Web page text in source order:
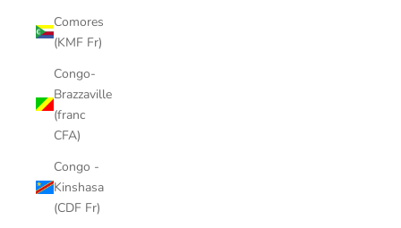
Comores
(KMF Fr)
Congo-
Brazzaville
(franc
CFA)
Congo -
Kinshasa
(CDF Fr)